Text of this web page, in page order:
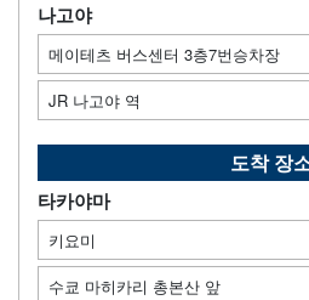
나고야
메이테츠 버스센터 3층7번승차장
JR 나고야 역
도착 장
타카야마
키요미
수쿄 마히카리 총본산 앞